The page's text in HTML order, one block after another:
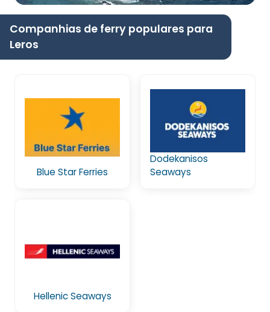
Companhias de ferry populares para
Leros
Blue Star Ferries
Dodekanisos
Seaways
Hellenic Seaways